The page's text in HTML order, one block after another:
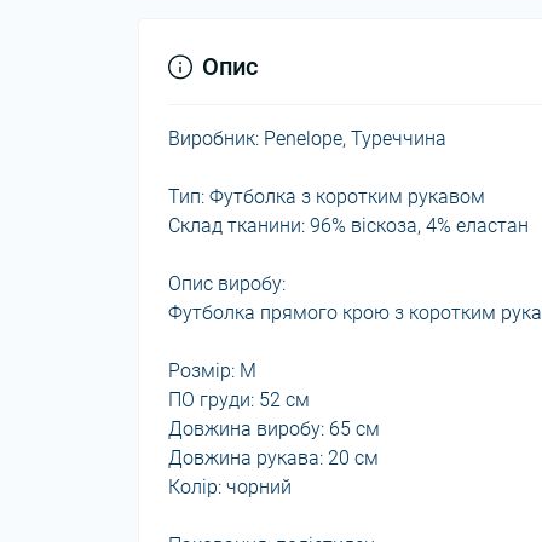
Опис
Виробник: Penelope, Туреччина
Тип: Футболка з коротким рукавом
Склад тканини: 96% віскоза, 4% еластан
Опис виробу:
Футболка прямого крою з коротким
Розмір: M
ПО груди: 52 см
Довжина виробу: 65 см
Довжина рукава: 20 см
Колір: чорний